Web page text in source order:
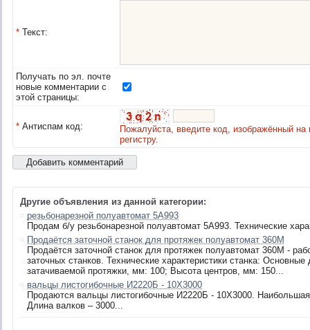
* Текст:
Получать по эл. почте
новые комментарии с
этой страницы:
* Антиспам код:
Пожалуйста, введите код, изображённый
регистру.
Другие объявления из данной категории:
резьбонарезной полуавтомат 5А993
Продам б/у резьбонарезной полуавтомат 5А993. Технические
Продаётся заточной станок для протяжек полуавтомат 360М
Продаётся заточной станок для протяжек полуавтомат 360М -
заточных станков. Технические характеристики станка:
затачиваемой протяжки, мм: 100; Высота центров, мм: 150...
вальцы листогибочные И2220Б - 10Х3000
Продаются вальцы листогибочные И2220Б - 10Х3000.
Длина валков – 3000...